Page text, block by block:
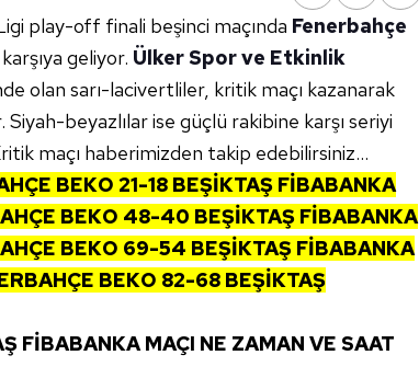
play-off finali beşinci maçında Fenerbahçe
geliyor. Ülker Spor ve Etkinlik
olan sarı-lacivertliler, kritik maçı kazanarak
beyazlılar ise güçlü rakibine karşı seriyi
maçı haberimizden takip edebilirsiniz...
BEKO 21-18 BEŞİKTAŞ FİBABANKA
BEKO 48-40 BEŞİKTAŞ FİBABANKA
BEKO 69-54 BEŞİKTAŞ FİBABANKA
BEKO 82-68 BEŞİKTAŞ
FİBABANKA MAÇI NE ZAMAN VE SAAT